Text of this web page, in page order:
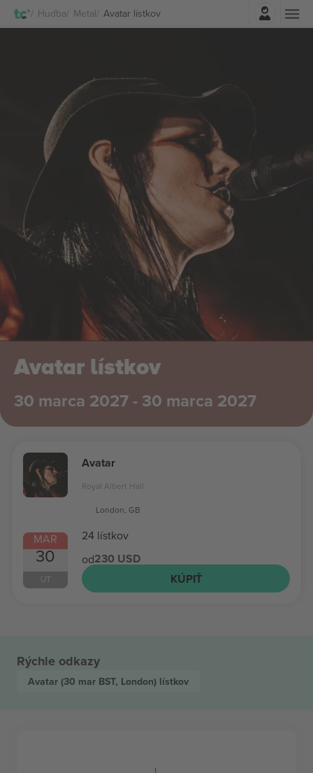
Hudba Metal Avatar lístkov
Avatar lístkov
30 marca 2027 - 30 marca 2027
MAR
30
UT
Avatar
Royal Albert Hall
London, GB
24 lístkov
od230 USD
KÚPIŤ
Rýchle odkazy
Avatar (30 mar BST, London) lístkov